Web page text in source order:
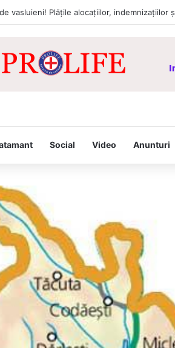
Icoana făcătoare de minuni a Maicii
Social Video Anunturi